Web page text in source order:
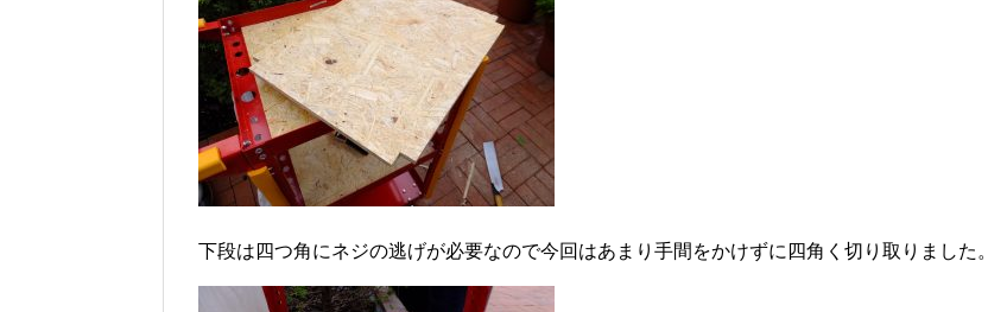
下段は四つ角にネジの逃げが必要なので今回はあまり手間をかけずに四角く切り取りました。